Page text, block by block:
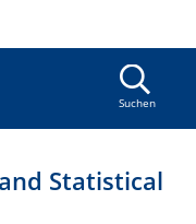
Suchen
Statistical